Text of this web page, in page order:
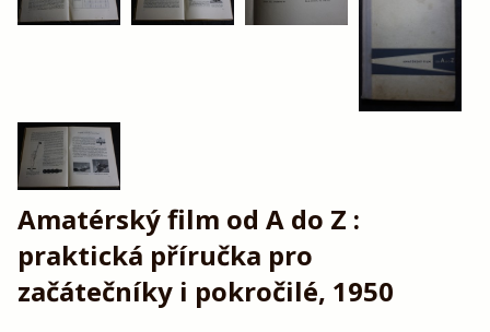
Amatérský film od A do Z :
praktická příručka pro
začátečníky i pokročilé, 1950